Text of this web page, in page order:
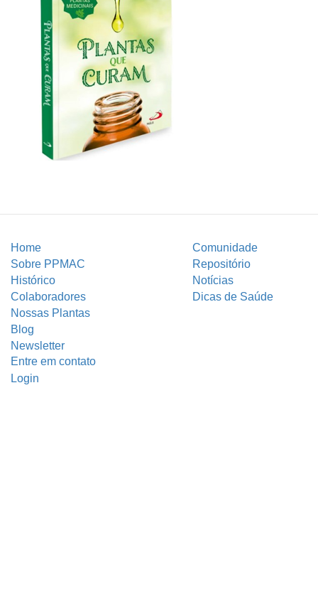
Home
Comunidade
Sobre PPMAC
Repositório
Histórico
Notícias
Colaboradores
Dicas de Saúde
Nossas Plantas
Blog
Newsletter
Entre em contato
Login